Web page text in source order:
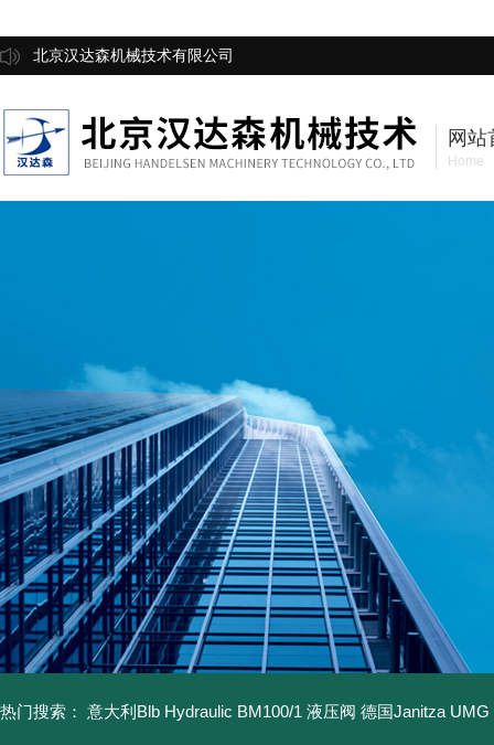
北京汉达森机械技术有限公司
网站
Home
热门搜索： 意大利Blb Hydraulic BM100/1 液压阀 德国Janitza UMG